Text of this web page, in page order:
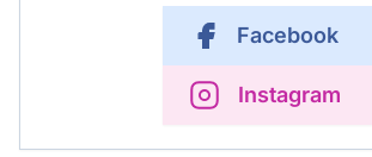
Facebook
Instagram